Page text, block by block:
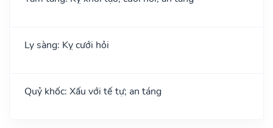
Ly sàng: Kỵ cưới hỏi
Quỷ khốc: Xấu với tế tự; an táng